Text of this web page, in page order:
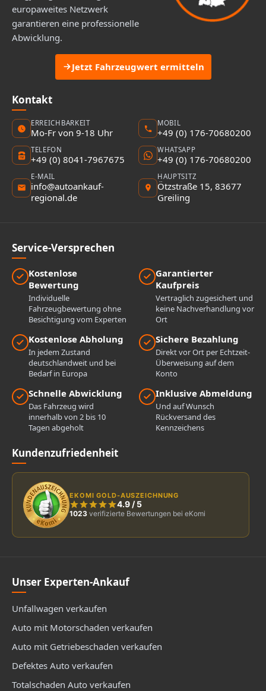
europaweites Netzwerk
garantieren eine professionelle
Abwicklung.
Jetzt Fahrzeugwert ermitteln
Kontakt
ERREICHBARKEIT
Mo-Fr von 9-18 Uhr
MOBIL
+49 (0) 176-70680200
TELEFON
+49 (0) 8041-7967675
WHATSAPP
+49 (0) 176-70680200
E-MAIL
info@autoankauf-
regional.de
HAUPTSITZ
Ötzstraße 15, 83677
Greiling
Service-Versprechen
Kostenlose
Bewertung
Individuelle
Fahrzeugbewertung ohne
Besichtigung vom Experten
Garantierter
Kaufpreis
Vertraglich zugesichert und
keine Nachverhandlung vor
Ort
Kostenlose Abholung
In jedem Zustand
deutschlandweit und bei
Bedarf in Europa
Sichere Bezahlung
Direkt vor Ort per Echtzeit-
Überweisung auf dem
Konto
Schnelle Abwicklung
Das Fahrzeug wird
innerhalb von 2 bis 10
Tagen abgeholt
Inklusive Abmeldung
Und auf Wunsch
Rückversand des
Kennzeichens
Kundenzufriedenheit
EKOMI GOLD-AUSZEICHNUNG
4.9 /5
1023 verifizierte Bewertungen bei eKomi
Unser Experten-Ankauf
Unfallwagen verkaufen
Auto mit Motorschaden verkaufen
Auto mit Getriebeschaden verkaufen
Defektes Auto verkaufen
Totalschaden Auto verkaufen